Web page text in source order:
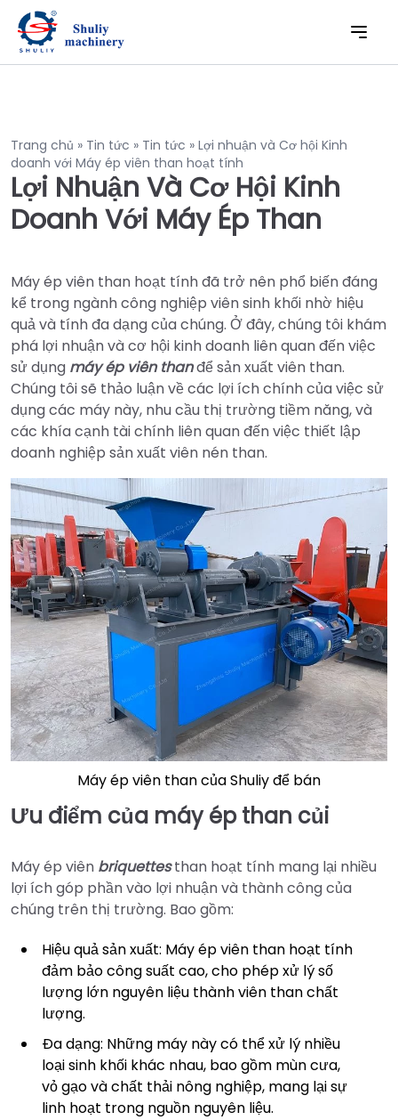
Trang chủ » Tin tức » Tin tức » Lợi nhuận và Cơ hội Kinh
doanh với Máy ép viên than hoạt tính
Lợi Nhuận Và Cơ Hội Kinh
Doanh Với Máy Ép Than
Máy ép viên than hoạt tính đã trở nên phổ biến đáng
kể trong ngành công nghiệp viên sinh khối nhờ hiệu
quả và tính đa dạng của chúng. Ở đây, chúng tôi khám
phá lợi nhuận và cơ hội kinh doanh liên quan đến việc
sử dụng máy ép viên thanđể sản xuất viên than.
Chúng tôi sẽ thảo luận về các lợi ích chính của việc sử
dụng các máy này, nhu cầu thị trường tiềm năng, và
các khía cạnh tài chính liên quan đến việc thiết lập
doanh nghiệp sản xuất viên nén than.
Máy ép viên than của Shuliy để bán
Ưu điểm của máy ép than củi
Máy ép viên briquettesthan hoạt tính mang lại nhiều
lợi ích góp phần vào lợi nhuận và thành công của
chúng trên thị trường. Bao gồm:
Hiệu quả sản xuất: Máy ép viên than hoạt tính
đảm bảo công suất cao, cho phép xử lý số
lượng lớn nguyên liệu thành viên than chất
lượng.
Đa dạng: Những máy này có thể xử lý nhiều
loại sinh khối khác nhau, bao gồm mùn cưa,
vỏ gạo và chất thải nông nghiệp, mang lại sự
linh hoạt trong nguồn nguyên liệu.